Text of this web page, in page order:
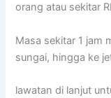
orang atau sekitar
Masa sekitar 1 jam
sungai, hingga ke
lawatan di lanjut